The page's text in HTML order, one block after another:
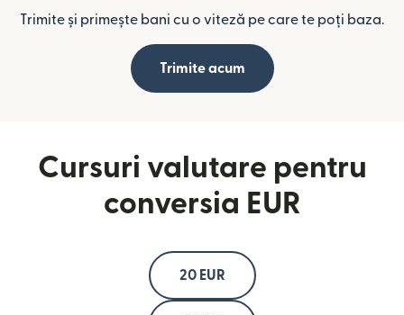
Trimite și primește bani cu o viteză pe care te poți baza.
Trimite acum
Cursuri valutare pentru
conversia EUR
20 EUR